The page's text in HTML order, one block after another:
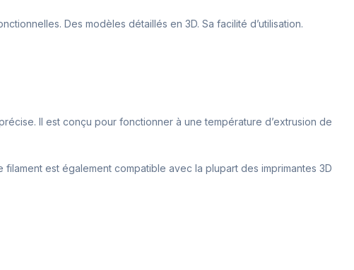
Des modèles détaillés en 3D. Sa facilité d’utilisation.
Il est conçu pour fonctionner à une température d’extrusion de
est également compatible avec la plupart des imprimantes 3D